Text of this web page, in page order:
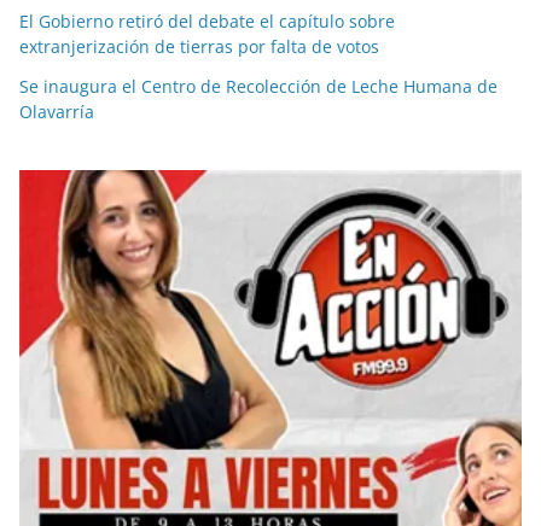
El Gobierno retiró del debate el capítulo sobre
extranjerización de tierras por falta de votos
Se inaugura el Centro de Recolección de Leche Humana de
Olavarría